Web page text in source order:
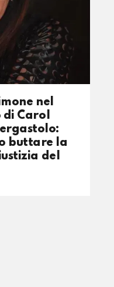
nel
di Carol
buttare la
del